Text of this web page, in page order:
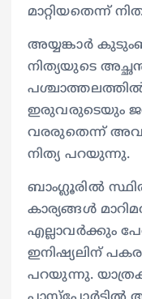
മാറ്റിയതെന്ന്
അയ്യങ്കാർ
നിത്യയുടെ
ഇരുവരുടെയും
വരരുതെന്ന്
നിത്യ പറയുന്നു.
ബാം​ഗ്ലൂരിൽ
കാര്യങ്ങൾ
എല്ലാവർക്കും
ഇനിഷ്യലിന്
പറയുന്നു.